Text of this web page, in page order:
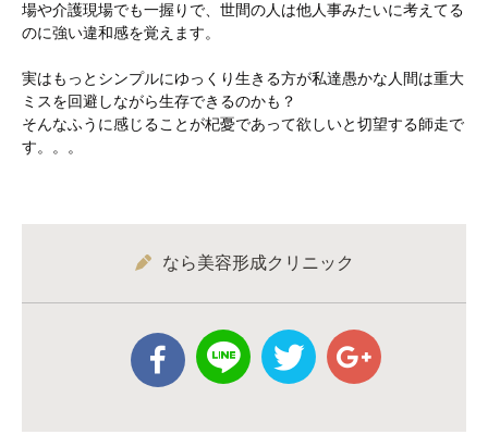
場や介護現場でも一握りで、世間の人は他人事みたいに考えてる
のに強い違和感を覚えます。
実はもっとシンプルにゆっくり生きる方が私達愚かな人間は重大
ミスを回避しながら生存できるのかも？
そんなふうに感じることが杞憂であって欲しいと切望する師走で
す。。。
なら美容形成クリニック